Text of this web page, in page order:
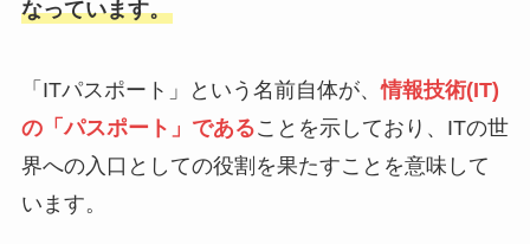
なっています。
「ITパスポート」という名前自体が、情報技術(IT)
の「パスポート」であることを示しており、ITの世
界への入口としての役割を果たすことを意味して
います。